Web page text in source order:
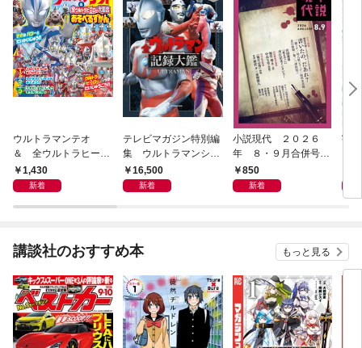
ウルトラマンテオ
＆ 全ウルトラヒーロ
ー大集合 あそべるず
かん
1,430
新着
テレビマガジン特別編
集 ウルトラマンシリ
ーズ６０周年記念 全
ウルトラマン記録大鑑
16,500
新着
小説現代 ２０２６
年 ８・９月合併号
（ライト版）
850
新着
宇
講談社のおすすめ本 もっと見る